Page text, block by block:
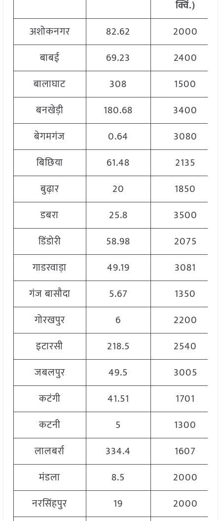
क्विं.)
अशोकनगर
82.62
2000
बाबई
69.23
2400
बालाघाट
308
1500
बनखेड़ी
180.68
3400
बेगमगंज
0.64
3080
बिछिया
61.48
2135
बुढ़ार
20
1850
डबरा
25.8
3500
डिंडोरी
58.98
2075
गाडरवाड़ा
49.19
3081
गंज बासौदा
5.67
1350
गोरखपुर
6
2200
इटारसी
218.5
2540
जबलपुर
49.5
3005
कटंगी
41.51
1701
कटनी
5
1300
लालबर्रा
334.4
1607
मंडला
8.5
2000
नरसिंहपुर
19
2000